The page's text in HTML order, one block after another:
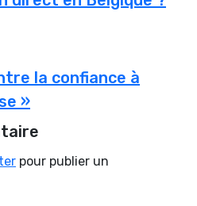
la confiance à
»
pour publier un